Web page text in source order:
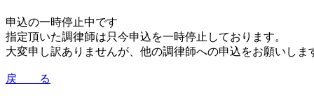
申込の一時停止中です
指定頂いた調律師は只今申込を一時停止しております。
大変申し訳ありませんが、他の調律師への申込をお願いしま
戻 る